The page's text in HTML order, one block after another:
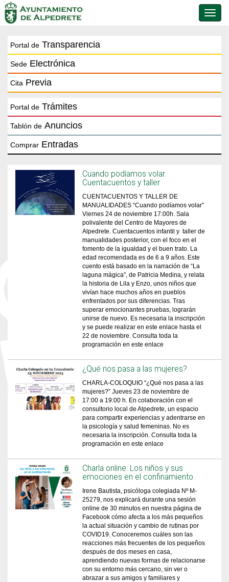
de
Portal de Transparencia
Sede Electrónica
Cita Previa
Portal de Trámites
Tablón de Anuncios
Comprar Entradas
Cuando podíamos volar.
Cuentacuentos y taller
CUENTACUENTOS Y TALLER DE
MANUALIDADES “Cuando podíamos volar”
Viernes 24 de noviembre 17:00h. Sala
polivalente del Centro de Mayores de
Alpedrete. Cuentacuentos infantil y taller de
manualidades posterior, con el foco en el
fomento de la igualdad y el buen trato. La
edad recomendada es de 6 a 9 años. Este
cuento está basado en la narración de “La
laguna mágica”, de Patricia Medina, y relata
la historia de Lila y Enzo, unos niños que
vivían hace muchos años en pueblos
enfrentados por sus diferencias. Tras
superar emocionantes pruebas, lograrán
unirse de nuevo. Es necesaria la inscripción
y se puede realizar en este enlace hasta el
22 de noviembre. Consulta toda la
programación en este enlace
¿Qué nos pasa a las mujeres?
CHARLA-COLOQUIO “¿Qué nos pasa a las
mujeres?” Jueves 23 de noviembre de
17:00 a 19:00 h. En colaboración con el
consultorio local de Alpedrete, un espacio
para compartir experiencias y adentrarse en
la psicología y salud femeninas. No es
necesaria la inscripción. Consulta toda la
programación en este enlace
Charla online: Los niños y sus
emociones en el confinamiento
Irene Bautista, psicóloga colegiada Nº M-
25279, nos explicará durante una sesión
online de 30 minutos en nuestra página de
Facebook cómo afecta a los más pequeños
la actual situación y cambio de rutinas por
COVID19. Conoceremos cuáles son las
reacciones más frecuentes de los pequeños
después de dos meses en casa,
aprendiendo nuevas formas de relacionarse
con su entorno más cercano, sin ver o
abrazar a sus amigos y familiares y